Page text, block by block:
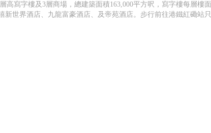
高寫字樓及3層商場，總建築面積163,000平方呎，寫字樓每層樓
新世界酒店、九龍富豪酒店、及帝苑酒店。步行前往港鐵紅磡站